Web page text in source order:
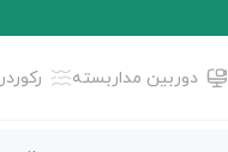
دوربین مداربسته رکوردر